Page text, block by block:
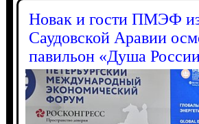
Новак и гости ПМЭФ
Саудовской Аравии
павильон «Душа